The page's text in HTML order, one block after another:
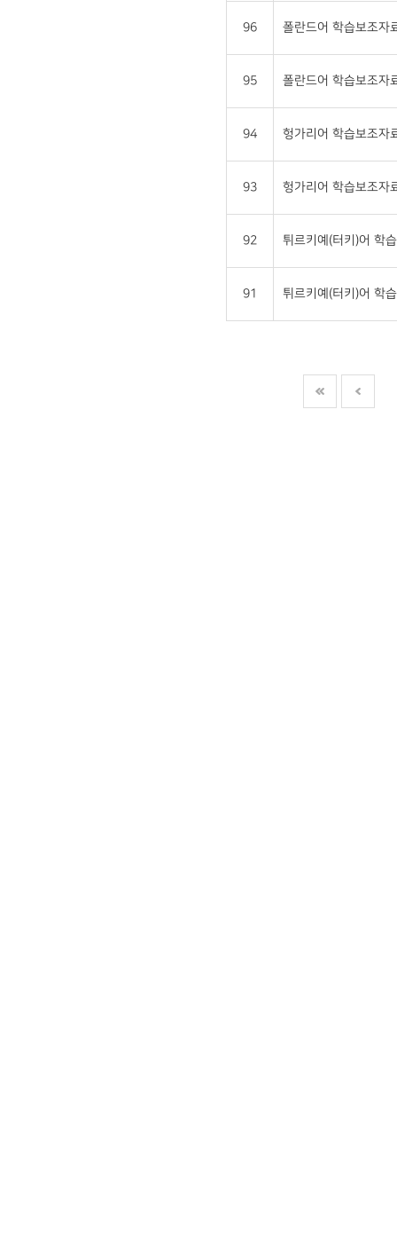
96 폴란드어 학습보조자
95 폴란드어 학습보조자
94 헝가리어 학습보조자
93 헝가리어 학습보조자
92 튀르키예(터키)어 학
91 튀르키예(터키)어 학